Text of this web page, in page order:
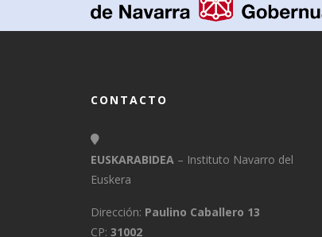
CONTACTO
EUSKARABIDEA – Instituto Navarro del
Euskera
Dirección: Paulino Caballero 13
CP: 31002